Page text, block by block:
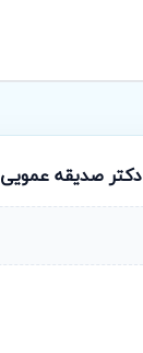
دکتر صدیقه عمویی